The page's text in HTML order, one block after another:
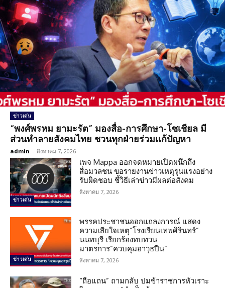
ข่าวเด่น
“พงศ์พรหม ยามะรัต” มองสื่อ-การศึกษา-โซเชียล มี
ส่วนทำลายสังคมไทย ชวนทุกฝ่ายร่วมแก้ปัญหา
admin - สิงหาคม 7, 2026
ข่าวเด่น
เพจ Mappa ออกจดหมายเปิดผนึกถึง
สื่อมวลชน ขอรายงานข่าวเหตุรุนแรงอย่าง
รับผิดชอบ ชี้วิธีเล่าข่าวมีผลต่อสังคม
สิงหาคม 7, 2026
ข่าวเด่น
พรรคประชาชนออกแถลงการณ์ แสดง
ความเสียใจเหตุ”โรงเรียนเทพศิรินทร์”
นนทบุรี เรียกร้องทบทวน
มาตรการ”ควบคุมอาวุธปืน”
สิงหาคม 7, 2026
“ถือแถน” ถามกลับ ปมข้าราชการหัวเราะ